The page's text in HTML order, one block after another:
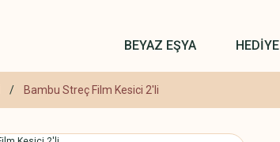
BEYAZ EŞYA HEDİYE
Bambu Streç Film Kesici 2'li